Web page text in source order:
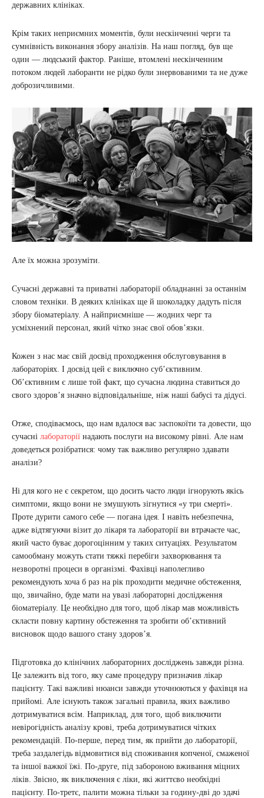
державних клініках.
Крім таких неприємних моментів, були нескінченні черги та
сумнівність виконання збору аналізів. На наш погляд, був ще
один — людський фактор. Раніше, втомлені нескінченним
потоком людей лаборанти не рідко були знервованими та не дуже
доброзичливими.
Але їх можна зрозуміти.
Сучасні державні та приватні лабораторії обладнанні за останнім
словом техніки. В деяких клініках ще й шоколадку дадуть після
збору біоматеріалу. А найприємніше — жодних черг та
усміхнений персонал, який чітко знає свої обов’язки.
Кожен з нас має свій досвід проходження обслуговування в
лабораторіях. І досвід цей є виключно суб’єктивним.
Об’єктивним є лише той факт, що сучасна людина ставиться до
свого здоров’я значно відповідальніше, ніж наші бабусі та дідусі.
Отже, сподіваємось, що нам вдалося вас заспокоїти та довести, що
сучасні лабораторії надають послуги на високому рівні. Але нам
доведеться розібратися: чому так важливо регулярно здавати
аналізи?
Ні для кого не є секретом, що досить часто люди ігнорують якісь
симптоми, якщо вони не змушують зігнутися «у три смерті».
Проте дурити самого себе — погана ідея. І навіть небезпечна,
адже відтягуючи візит до лікаря та лабораторії ви втрачаєте час,
який часто буває дорогоцінним у таких ситуаціях. Результатом
самообману можуть стати тяжкі перебіги захворювання та
незворотні процеси в організмі. Фахівці наполегливо
рекомендують хоча б раз на рік проходити медичне обстеження,
що, звичайно, буде мати на увазі лабораторні дослідження
біоматеріалу. Це необхідно для того, щоб лікар мав можливість
скласти повну картину обстеження та зробити об’єктивний
висновок щодо вашого стану здоров’я.
Підготовка до клінічних лабораторних досліджень завжди різна.
Це залежить від того, яку саме процедуру призначив лікар
пацієнту. Такі важливі нюанси завжди уточнюються у фахівця на
прийомі. Але існують також загальні правила, яких важливо
дотримуватися всім. Наприклад, для того, щоб виключити
невірогідність аналізу крові, треба дотримуватися чітких
рекомендацій. По-перше, перед тим, як прийти до лабораторії,
треба заздалегідь відмовитися від споживання копченої, смаженої
та іншої важкої їжі. По-друге, під забороною вживання міцних
ліків. Звісно, як виключення є ліки, які життєво необхідні
пацієнту. По-третє, палити можна тільки за годину-дві до здачі